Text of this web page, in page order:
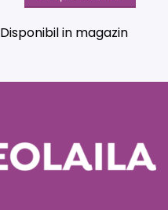
Disponibil in magazin